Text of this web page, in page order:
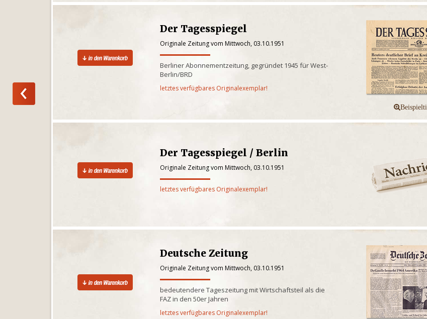
Der Tagesspiegel
Originale Zeitung vom Mittwoch, 03.10.1951
Berliner Abonnementzeitung, gegründet 1945 für West-
Berlin/BRD
letztes verfügbares Originalexemplar!
Der Tagesspiegel / Berlin
Originale Zeitung vom Mittwoch, 03.10.1951
letztes verfügbares Originalexemplar!
Deutsche Zeitung
Originale Zeitung vom Mittwoch, 03.10.1951
bedeutendere Tageszeitung mit Wirtschaftsteil als die
FAZ in den 50er Jahren
letztes verfügbares Originalexemplar!